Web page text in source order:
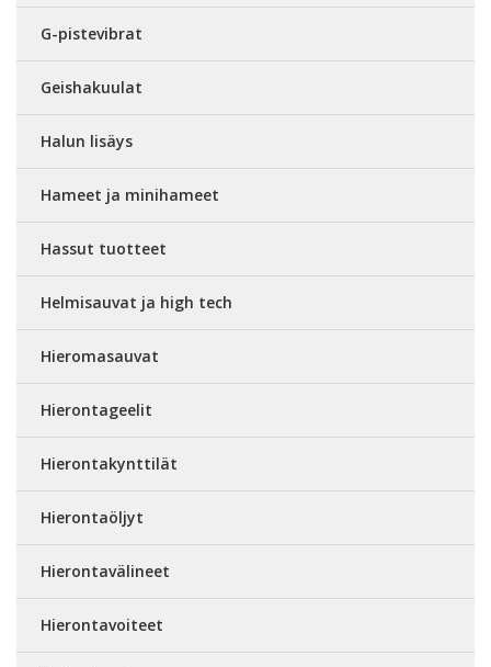
G-pistevibrat
Geishakuulat
Halun lisäys
Hameet ja minihameet
Hassut tuotteet
Helmisauvat ja high tech
Hieromasauvat
Hierontageelit
Hierontakynttilät
Hierontaöljyt
Hierontavälineet
Hierontavoiteet